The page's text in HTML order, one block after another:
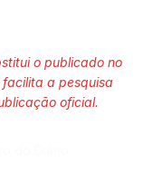
o publicado no
a pesquisa
oficial.